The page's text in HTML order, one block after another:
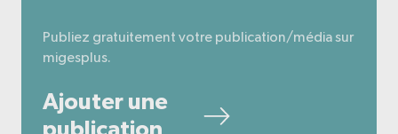
Publiez gratuitement votre publication/média sur
migesplus.
Ajouter une
publication